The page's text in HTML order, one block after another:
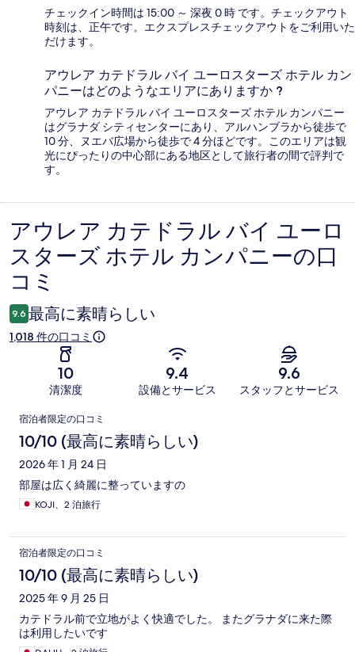
チェックイン時間は 15:00 ～ 深夜 0 時 です。チェックアウト
時刻は、正午です。エクスプレスチェックアウトをご利用いた
だけます。
アウレア カテドラル バイ ユーロスターズ ホテル カン
パニーはどのようなエリアにありますか ?
アウレア カテドラル バイ ユーロスターズ ホテル カンパニー
はグラナダ シティセンターにあり、アルハンブラから徒歩で
10 分、ヌエバ広場から徒歩で 4 分ほどです。このエリアは観
光にぴったりの中心部にある地区として旅行者の間で評判で
す。
口
コ
ミ
アウレア カテドラル バイ ユーロ
スターズ ホテル カンパニーの口
コミ
9.6 最高に素晴らしい
1,018 件の口コミ
10
清潔度
9.4
設備とサービス
9.6
スタッフとサービス
口
コ
ミ
宿泊者限定の口コミ
10/10 (最高に素晴らしい)
2026 年 1 月 24 日
部屋は広く綺麗に整っていますの
KOJI、2 泊旅行
宿泊者限定の口コミ
10/10 (最高に素晴らしい)
2025 年 9 月 25 日
カテドラル前で立地がよく快適でした。 またグラナダに来た際
は利用したいです